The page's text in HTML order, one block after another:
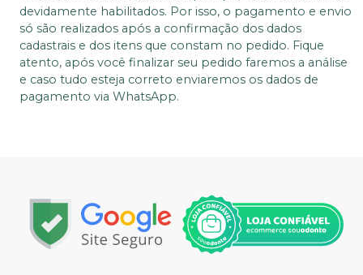
devidamente habilitados. Por isso, o pagamento e envio
só são realizados após a confirmação dos dados
cadastrais e dos itens que constam no pedido. Fique
atento, após você finalizar seu pedido faremos a análise
e caso tudo esteja correto enviaremos os dados de
pagamento via WhatsApp.